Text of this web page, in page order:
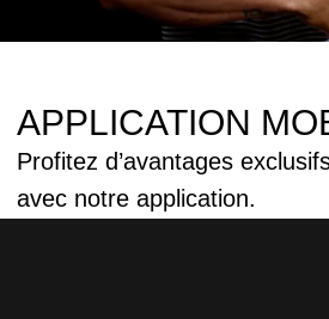
APPLICATION
Profitez d’avantages
avec notre application.